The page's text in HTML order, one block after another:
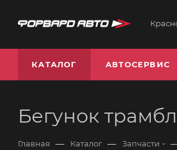
КАТАЛОГ АВТОСЕРВИС
Бегунок
Главная — Каталог — Запчасти